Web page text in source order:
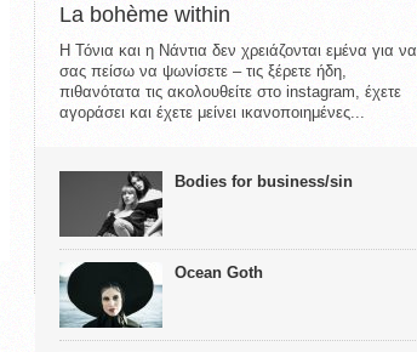
La bohème within
Η Τόνια και η Νάντια δεν χρειάζονται εμένα για να
σας πείσω να ψωνίσετε – τις ξέρετε ήδη,
πιθανότατα τις ακολουθείτε στο instagram, έχετε
αγοράσει και έχετε μείνει ικανοποιημένες...
Bodies for business/sin
Ocean Goth